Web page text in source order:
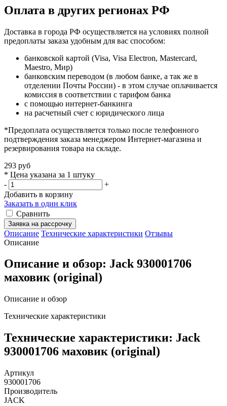
Оплата в других регионах РФ
Доставка в города РФ осуществляется на условиях полной
предоплаты заказа удобным для вас способом:
банковской картой (Visa, Visa Electron, Mastercard,
Maestro, Мир)
банковским переводом (в любом банке, а так же в
отделении Почты России) - в этом случае оплачивается
комиссия в соответствии с тарифом банка
с помощью интернет-банкинга
на расчетный счет с юридического лица
*Предоплата осуществляется только после телефонного
подтверждения заказа менеджером Интернет-магазина и
резервирования товара на складе.
293 руб
* Цена указана за 1 штуку
-
+
Добавить в корзину
Заказать в один клик
Сравнить
Заявка на рассрочку
Описание Технические характеристики Отзывы
Описание
Описание и обзор: Jack 930001706
маховик (original)
Описание и обзор
Технические характеристики
Технические характеристики: Jack
930001706 маховик (original)
Артикул
930001706
Производитель
JACK